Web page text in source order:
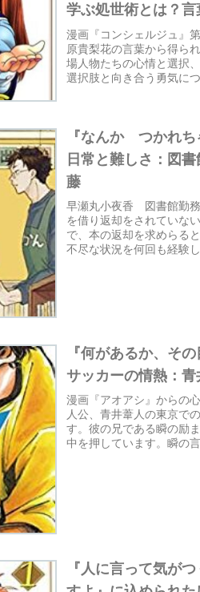
学ぶ処世術とは？
漫画『コンシェルジュ』
原貴梨花の言葉から得ら
場人物たちの心情と選択
選択肢と向き合う勇気に
いて考えます。貴梨花の
とを示唆しています。
『なんか つかれ
日常と難しさ：図
藤
早瀬丸小夜香 図書館勤
を借り返却をされていな
で、本の返却を求めらる
不尽な状況を何回も経験
『何があるか、そ
サッカーの情熱：
漫画『アオアシ』からの
人公、青井葦人の東京で
す。彼の兄である瞬の励
中を押しています。瞬の
『人に言って気が